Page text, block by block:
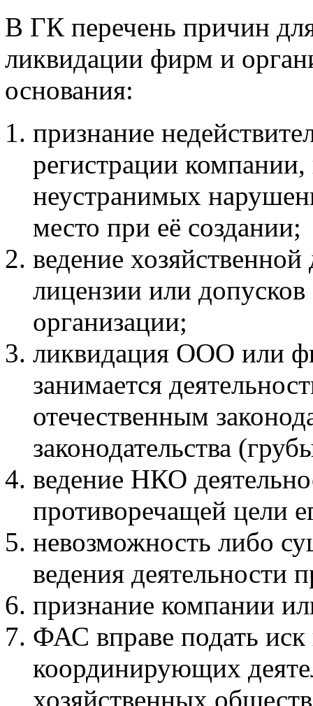
В ГК перечень причин
ликвидации фирм и
основания:
признание
регистрации
неустранимых
место при её создании;
ведение
лицензии или
организации;
ликвидация ООО или
занимается
отечественным
законодательства
ведение НКО
противоречащей цели
невозможность либо
ведения деятельности
признание компании
ФАС вправе подать иск
координирующих
хозяйственных